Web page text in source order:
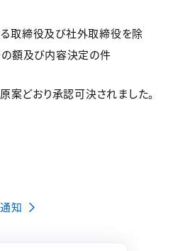
取締役及び社外取締役を除
の額及び内容決定の件
どおり承認可決されました。
知